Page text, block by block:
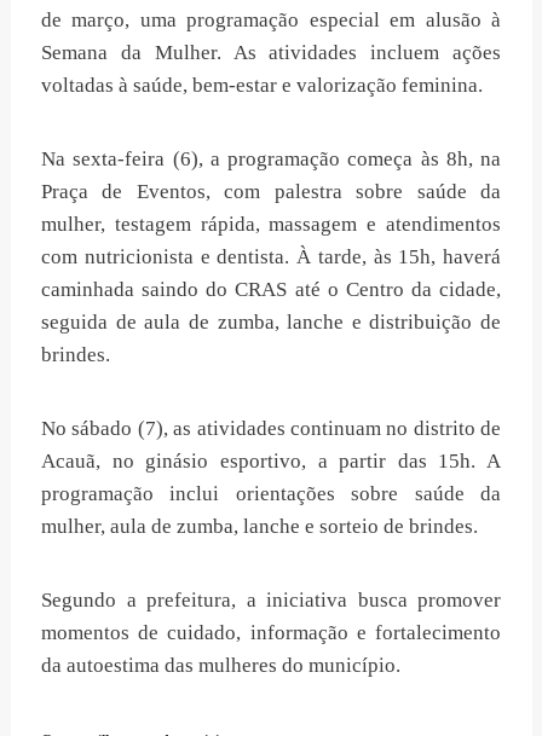
de março, uma programação especial em alusão à
Semana da Mulher. As atividades incluem ações
voltadas à saúde, bem-estar e valorização feminina.
Na sexta-feira (6), a programação começa às 8h, na
Praça de Eventos, com palestra sobre saúde da
mulher, testagem rápida, massagem e atendimentos
com nutricionista e dentista. À tarde, às 15h, haverá
caminhada saindo do CRAS até o Centro da cidade,
seguida de aula de zumba, lanche e distribuição de
brindes.
No sábado (7), as atividades continuam no distrito de
Acauã, no ginásio esportivo, a partir das 15h. A
programação inclui orientações sobre saúde da
mulher, aula de zumba, lanche e sorteio de brindes.
Segundo a prefeitura, a iniciativa busca promover
momentos de cuidado, informação e fortalecimento
da autoestima das mulheres do município.